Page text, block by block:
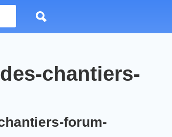
chantiers-
forum-